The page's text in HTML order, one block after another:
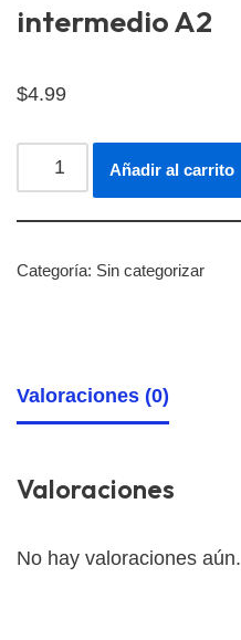
intermedio A2
$4.99
Añadir al carrito
Categoría: Sin categorizar
Valoraciones (0)
Valoraciones
No hay valoraciones aún.